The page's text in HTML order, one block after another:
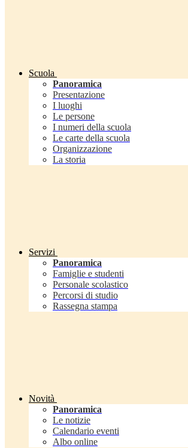
Scuola
Panoramica
Presentazione
I luoghi
Le persone
I numeri della scuola
Le carte della scuola
Organizzazione
La storia
Servizi
Panoramica
Famiglie e studenti
Personale scolastico
Percorsi di studio
Rassegna stampa
Novità
Panoramica
Le notizie
Calendario eventi
Albo online